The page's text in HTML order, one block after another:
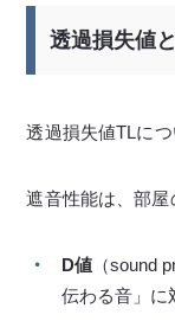
透過損失値
透過損失値TLに
遮音性能は、部屋
D値 （sound
伝わる音」に